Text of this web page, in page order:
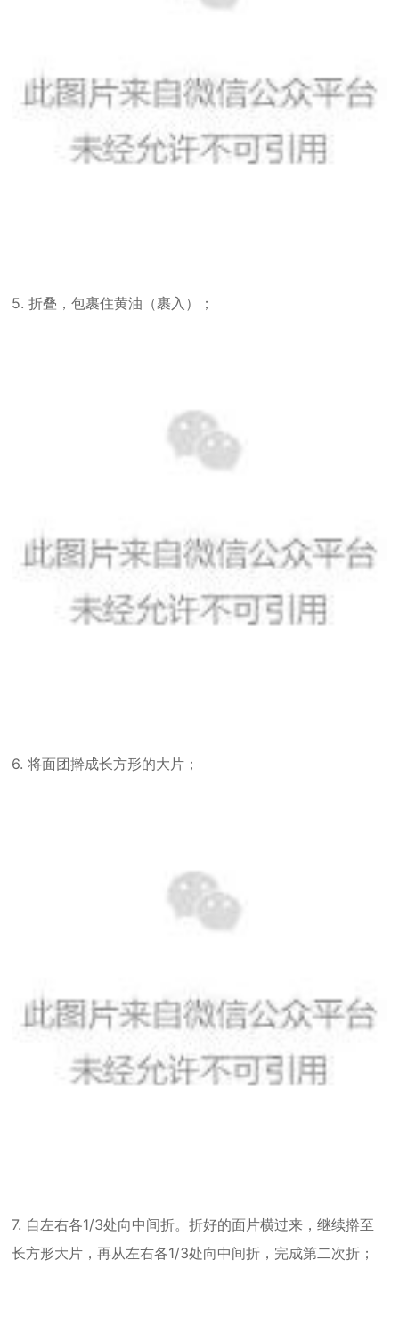
5. 折叠，包裹住黄油（裹入）；
6. 将面团擀成长方形的大片；
7. 自左右各1/3处向中间折。折好的面片横过来，继续擀至
长方形大片，再从左右各1/3处向中间折，完成第二次折；